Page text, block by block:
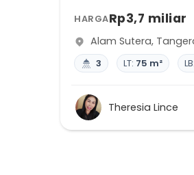
HARGARp3,7 miliar
Alam Sutera,
3 LT: 75 m² LB:
Theresia Lince